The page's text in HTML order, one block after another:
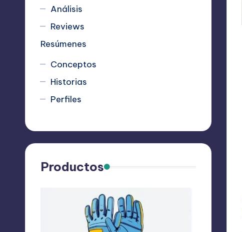
Análisis
Reviews
Resúmenes
Conceptos
Historias
Perfiles
Productos